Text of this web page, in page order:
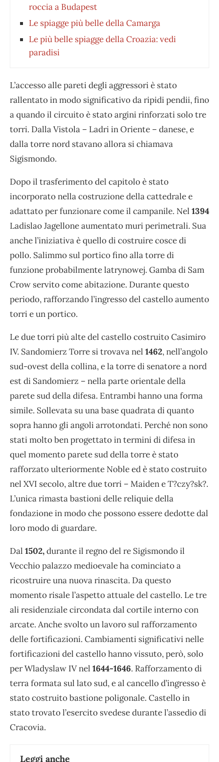
roccia a Budapest
Le spiagge più belle della Camarga
Le più belle spiagge della Croazia: vedi
paradisi
L’accesso alle pareti degli aggressori è stato
rallentato in modo significativo da ripidi pendii, fino
a quando il circuito è stato argini rinforzati solo tre
torri. Dalla Vistola – Ladri in Oriente – danese, e
dalla torre nord stavano allora si chiamava
Sigismondo.
Dopo il trasferimento del capitolo è stato
incorporato nella costruzione della cattedrale e
adattato per funzionare come il campanile. Nel 1394
Ladislao Jagellone aumentato muri perimetrali. Sua
anche l’iniziativa è quello di costruire cosce di
pollo. Salimmo sul portico fino alla torre di
funzione probabilmente latrynowej. Gamba di Sam
Crow servito come abitazione. Durante questo
periodo, rafforzando l’ingresso del castello aumento
torri e un portico.
Le due torri più alte del castello costruito Casimiro
IV. Sandomierz Torre si trovava nel 1462, nell’angolo
sud-ovest della collina, e la torre di senatore a nord
est di Sandomierz – nella parte orientale della
parete sud della difesa. Entrambi hanno una forma
simile. Sollevata su una base quadrata di quanto
sopra hanno gli angoli arrotondati. Perché non sono
stati molto ben progettato in termini di difesa in
quel momento parete sud della torre è stato
rafforzato ulteriormente Noble ed è stato costruito
nel XVI secolo, altre due torri – Maiden e T?czy?sk?.
L’unica rimasta bastioni delle reliquie della
fondazione in modo che possono essere dedotte dal
loro modo di guardare.
Dal 1502,durante il regno del re Sigismondo il
Vecchio palazzo medioevale ha cominciato a
ricostruire una nuova rinascita. Da questo
momento risale l’aspetto attuale del castello. Le tre
ali residenziale circondata dal cortile interno con
arcate. Anche svolto un lavoro sul rafforzamento
delle fortificazioni. Cambiamenti significativi nelle
fortificazioni del castello hanno vissuto, però, solo
per Wladyslaw IV nel 1644-1646. Rafforzamento di
terra formata sul lato sud, e al cancello d’ingresso è
stato costruito bastione poligonale. Castello in
stato trovato l’esercito svedese durante l’assedio di
Cracovia.
Leggi anche